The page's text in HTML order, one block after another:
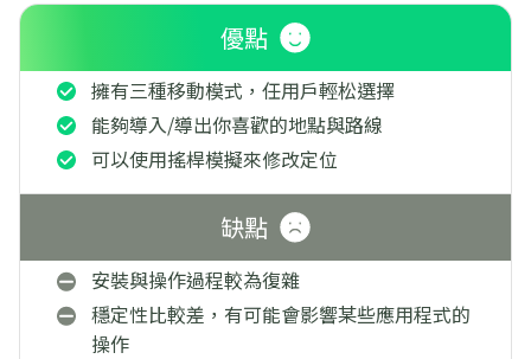
優點
擁有三種移動模式，任用戶輕松選擇
能夠導入/導出你喜歡的地點與路線
可以使用搖桿模擬來修改定位
缺點
安裝與操作過程較為復雜
穩定性比較差，有可能會影響某些應用程式的
操作